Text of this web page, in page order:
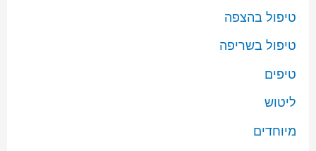
טיפול בהצפה
טיפול בשריפה
טיפים
ליטוש
מיוחדים